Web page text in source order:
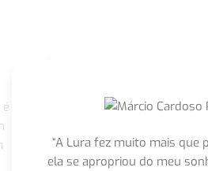
“A Lura fez muito mais que
ela se apropriou do meu